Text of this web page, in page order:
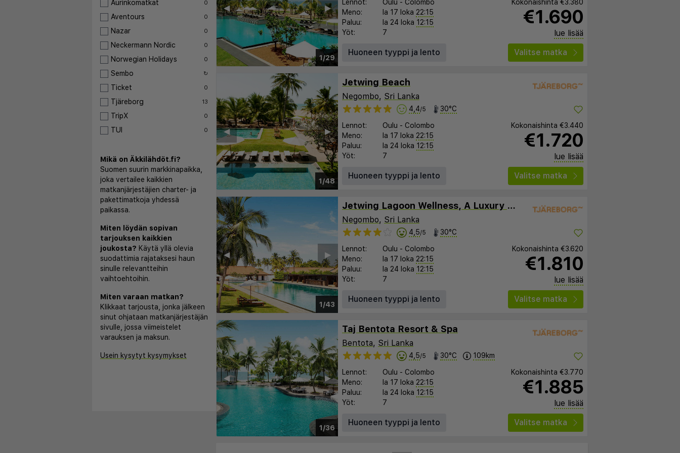
Aurinkomatkat 0
Aventours 0
Nazar 0
Neckermann Nordic 0
Norwegian Holidays 0
Sembo ↻
Ticket 0
Tjäreborg 13
TripX 0
TUI 0
Mikä on Äkkilähdöt.fi?
Suomen suurin markkinapaikka,
joka vertailee kaikkien
matkanjärjestäjien charter- ja
pakettimatkoja yhdessä
paikassa.
Miten löydän sopivan
tarjouksen kaikkien
joukosta? Käytä yllä olevia
suodattimia rajataksesi haun
sinulle relevantteihin
vaihtoehtoihin.
Miten varaan matkan?
Klikkaat tarjousta, jonka jälkeen
sinut ohjataan matkanjärjestäjän
sivulle, jossa viimeistelet
varauksen ja maksun.
Usein kysytyt kysymykset
1/29
▶︎
◀︎
Lennot: Oulu - Colombo
Meno:
la 17 loka 22:15
Paluu:
la 24 loka 12:15
Yöt:
7
Kokonaishinta €3.380
€1.690
lue lisää
Huoneen tyyppi ja lento
Valitse matka
1/48
▶︎
◀︎
Jetwing Beach
Negombo, Sri Lanka
4,4/5 30°C
Lennot: Oulu - Colombo
Meno:
la 17 loka 22:15
Paluu:
la 24 loka 12:15
Yöt:
7
Kokonaishinta €3.440
€1.720
lue lisää
Huoneen tyyppi ja lento
Valitse matka
1/43
▶︎
◀︎
Jetwing Lagoon Wellness, A Luxury Reserve
Negombo, Sri Lanka
4,5/5 30°C
Lennot: Oulu - Colombo
Meno:
la 17 loka 22:15
Paluu:
la 24 loka 12:15
Yöt:
7
Kokonaishinta €3.620
€1.810
lue lisää
Huoneen tyyppi ja lento
Valitse matka
1/36
▶︎
◀︎
Taj Bentota Resort & Spa
Bentota, Sri Lanka
4,5/5 30°C 109km
Lennot: Oulu - Colombo
Meno:
la 17 loka 22:15
Paluu:
la 24 loka 12:15
Yöt:
7
Kokonaishinta €3.770
€1.885
lue lisää
Huoneen tyyppi ja lento
Valitse matka